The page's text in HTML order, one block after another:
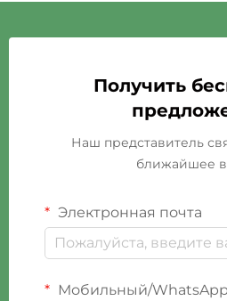
Получить
Наш представитель
ближайшее
Электронная почта
Мобильный/WhatsApp